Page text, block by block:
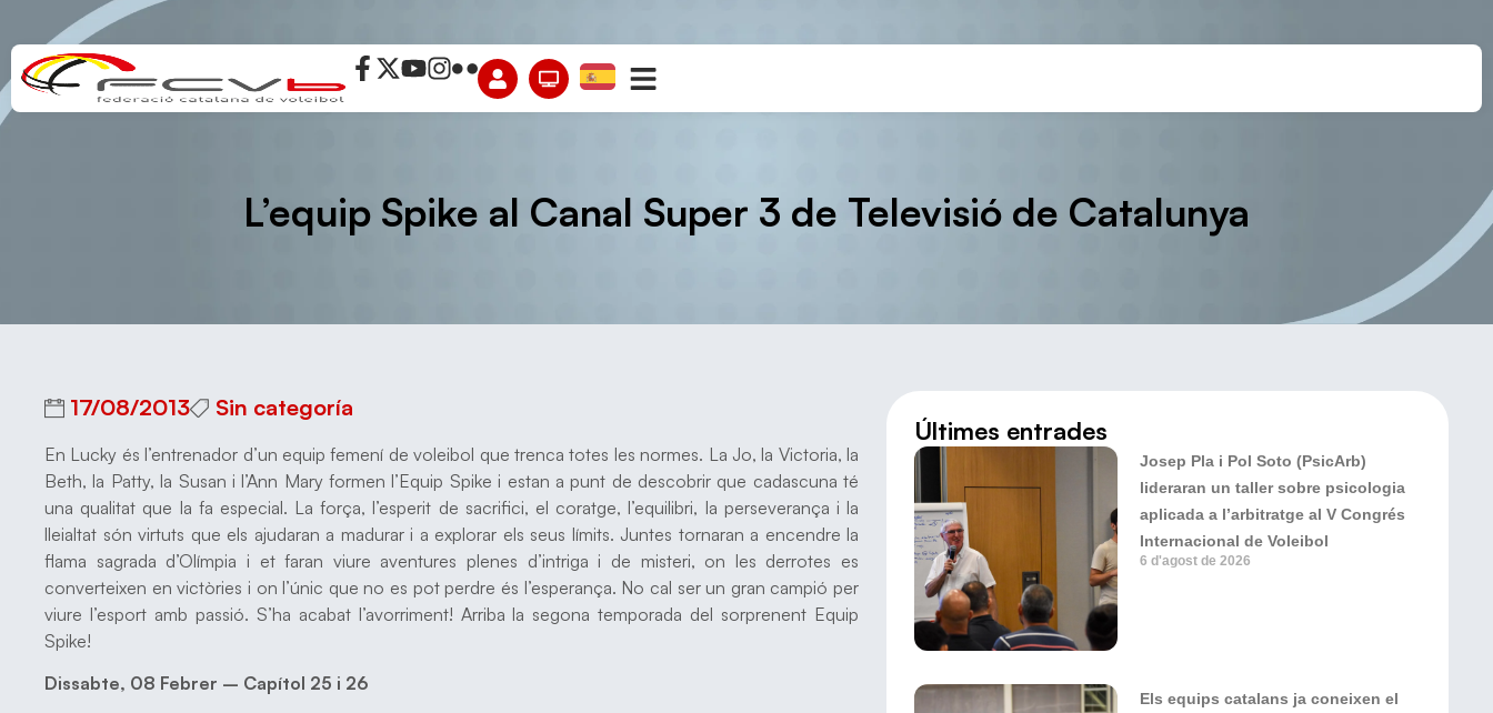
L’equip Spike al Canal Super 3 de Televisió de Catalunya
17/08/2013 Sin categoría
En Lucky és l’entrenador d’un equip femení de voleibol que trenca totes les normes. La Jo, la Victoria, la
Beth, la Patty, la Susan i l’Ann Mary formen l’Equip Spike i estan a punt de descobrir que cadascuna té
una qualitat que la fa especial. La força, l’esperit de sacrifici, el coratge, l’equilibri, la perseverança i la
lleialtat són virtuts que els ajudaran a madurar i a explorar els seus límits. Juntes tornaran a encendre la
flama sagrada d’Olímpia i et faran viure aventures plenes d’intriga i de misteri, on les derrotes es
converteixen en victòries i on l’únic que no es pot perdre és l’esperança. No cal ser un gran campió per
viure l’esport amb passió. S’ha acabat l’avorriment! Arriba la segona temporada del sorprenent Equip
Spike!
Dissabte, 08 Febrer – Capítol 25 i 26
Últimes entrades
Josep Pla i Pol Soto (PsicArb)
lideraran un taller sobre psicologia
aplicada a l’arbitratge al V Congrés
Internacional de Voleibol
6 d'agost de 2026
Els equips catalans ja coneixen el